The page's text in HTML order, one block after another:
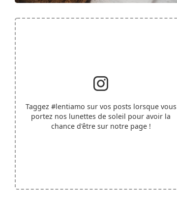
Taggez #lentiamo sur vos posts lorsque vous
portez nos lunettes de soleil pour avoir la
chance d'être sur notre page !